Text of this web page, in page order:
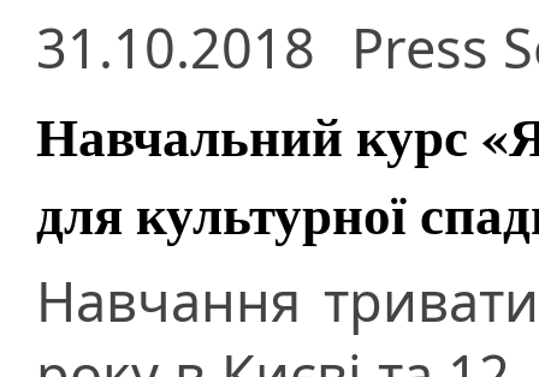
31.10.2018 Press
Навчальний курс
для культурної
Навчання